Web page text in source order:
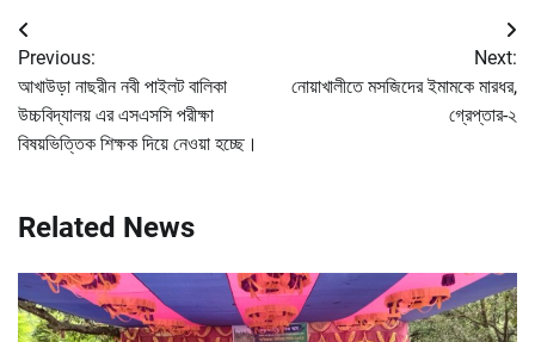
Post
navigation
Previous:
আখাউড়া নাছরীন নবী পাইলট বালিকা
উচ্চবিদ্যালয় এর এসএসসি পরীক্ষা
বিষয়ভিত্তিক শিক্ষক দিয়ে নেওয়া হচ্ছে।
Next:
নোয়াখালীতে মসজিদের ইমামকে মারধর,
গ্রেপ্তার-২
Related News